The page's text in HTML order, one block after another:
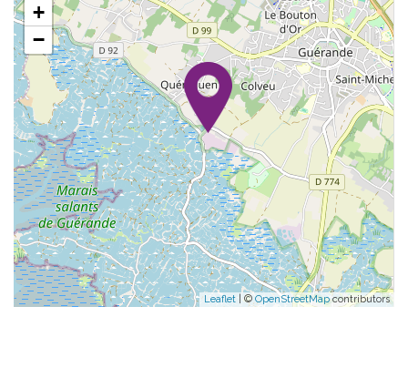
+
−
Leaflet | © OpenStreetMapcontributors